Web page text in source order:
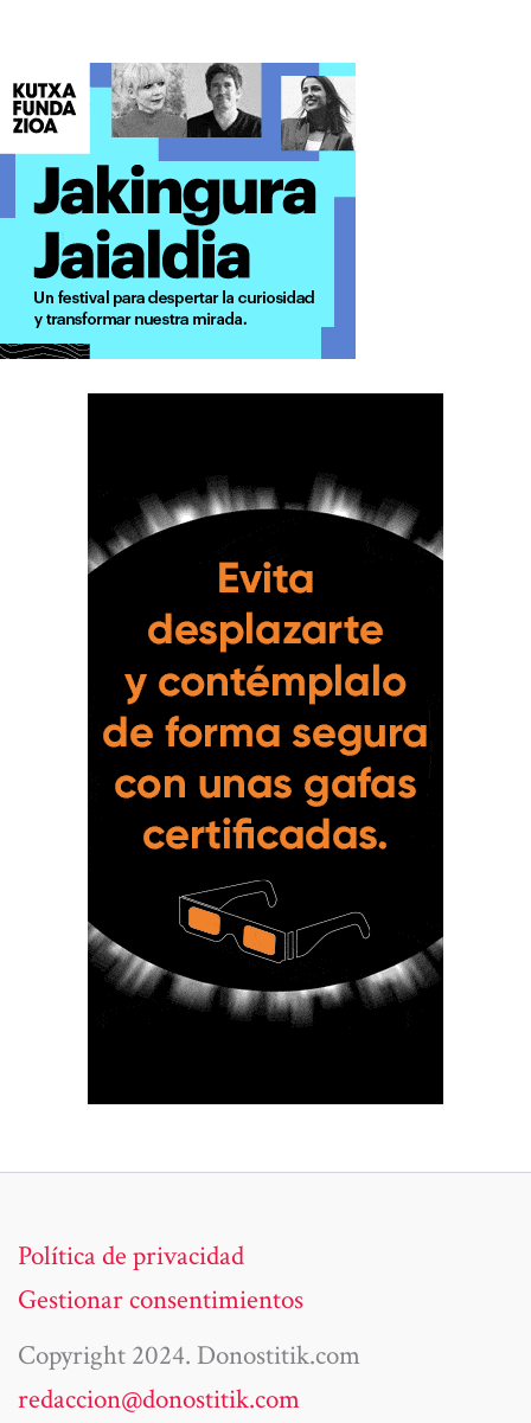
Política de privacidad
Gestionar consentimientos
Copyright 2024. Donostitik.com
redaccion@donostitik.com